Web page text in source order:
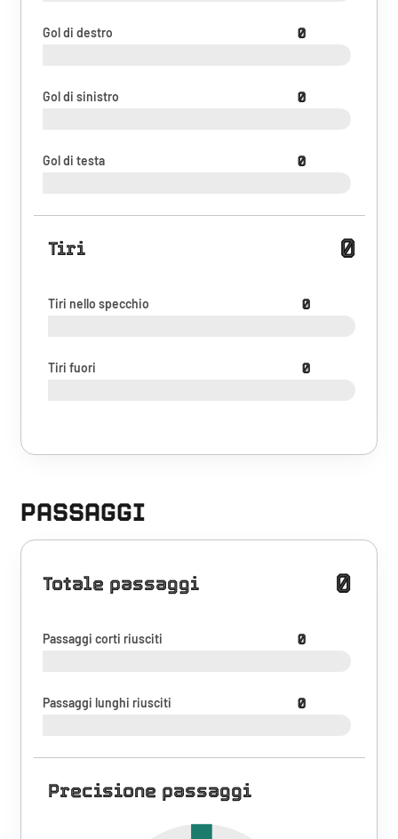
Gol di destro 0
Gol di sinistro 0
Gol di testa 0
Tiri 0
Tiri nello specchio 0
Tiri fuori 0
PASSAGGI
Totale passaggi 0
Passaggi corti riusciti 0
Passaggi lunghi riusciti 0
Precisione passaggi